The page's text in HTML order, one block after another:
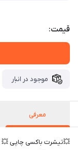
قیمت:
موجود در انبار
معرفی